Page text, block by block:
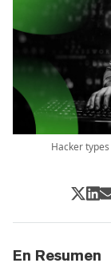
Hacker
En Resumen